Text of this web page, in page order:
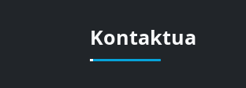
Kontaktua